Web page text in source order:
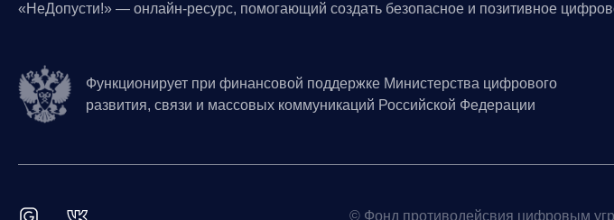
«НеДопусти!» — онлайн-ресурс, помогающий создать безопасное и позитивное
Функционирует при финансовой поддержке Министерства цифрового
развития, связи и массовых коммуникаций Российской Федерации
© Фонд противодейсвия цифровым